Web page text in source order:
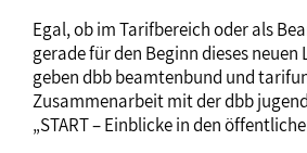
Egal, ob im Tarifbereich oder als
gerade für den Beginn dieses
geben dbb beamtenbund und
Zusammenarbeit mit der dbb
„START – Einblicke in den